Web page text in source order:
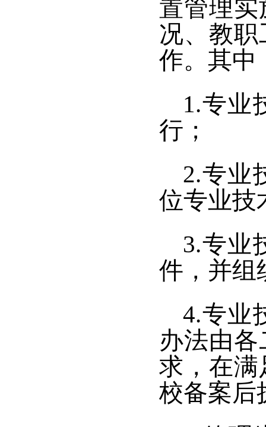
置管理
况、教
作。 其中
1.专业
行 ；
2.专业
位专业技
3.专业
件，并组
4.专业
办法由
求，在
校备案后